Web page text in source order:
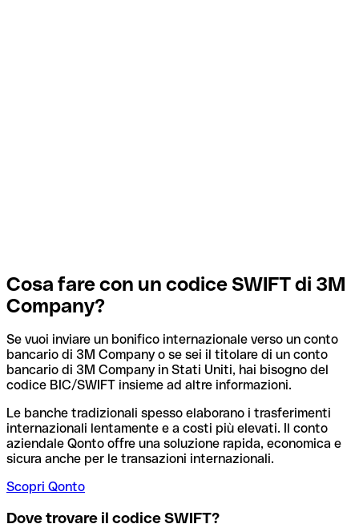
Cosa fare con un codice SWIFT di 3M
Company?
Se vuoi inviare un bonifico internazionale verso un conto
bancario di 3M Company o se sei il titolare di un conto
bancario di 3M Company in Stati Uniti, hai bisogno del
codice BIC/SWIFT insieme ad altre informazioni.
Le banche tradizionali spesso elaborano i trasferimenti
internazionali lentamente e a costi più elevati. Il conto
aziendale Qonto offre una soluzione rapida, economica e
sicura anche per le transazioni internazionali.
Scopri Qonto
Dove trovare il codice SWIFT?